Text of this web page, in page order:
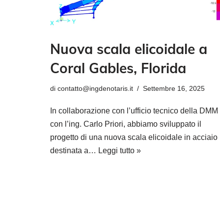
Nuova scala elicoidale a
Coral Gables, Florida
di contatto@ingdenotaris.it Settembre 16, 2025
In collaborazione con l’ufficio tecnico della DMM
con l’ing. Carlo Priori, abbiamo sviluppato il
progetto di una nuova scala elicoidale in acciaio
destinata a… Leggi tutto »